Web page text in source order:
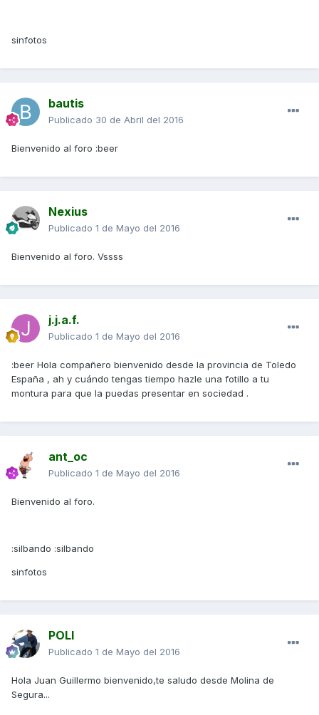
sinfotos
bautis
Publicado 30 de Abril del 2016
Bienvenido al foro :beer
Nexius
Publicado 1 de Mayo del 2016
Bienvenido al foro. Vssss
j.j.a.f.
Publicado 1 de Mayo del 2016
:beer Hola compañero bienvenido desde la provincia de Toledo
España , ah y cuándo tengas tiempo hazle una fotillo a tu
montura para que la puedas presentar en sociedad .
ant_oc
Publicado 1 de Mayo del 2016
Bienvenido al foro.
:silbando :silbando
sinfotos
POLI
Publicado 1 de Mayo del 2016
Hola Juan Guillermo bienvenido,te saludo desde Molina de
Segura...